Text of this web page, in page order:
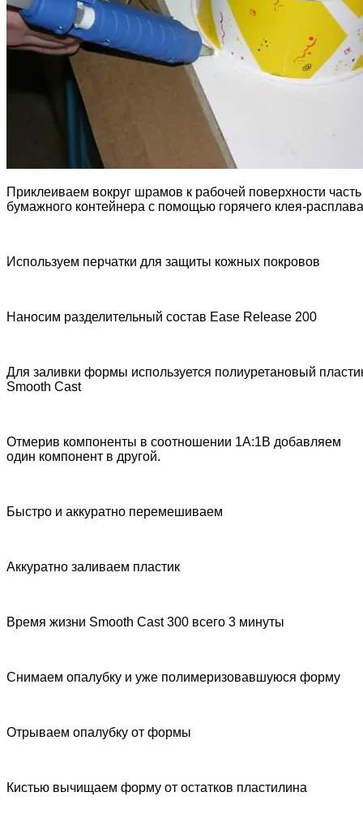
Приклеиваем вокруг шрамов к рабочей поверхности часть
бумажного контейнера с помощью горячего клея-расплава
Используем перчатки для защиты кожных покровов
Наносим разделительный состав Ease Release 200
Для заливки формы используется полиуретановый
Smooth Cast
Отмерив компоненты в соотношении 1А:1В добавляем
один компонент в другой.
Быстро и аккуратно перемешиваем
Аккуратно заливаем пластик
Время жизни Smooth Cast 300 всего 3 минуты
Снимаем опалубку и уже полимеризовавшуюся форму
Отрываем опалубку от формы
Кистью вычищаем форму от остатков пластилина